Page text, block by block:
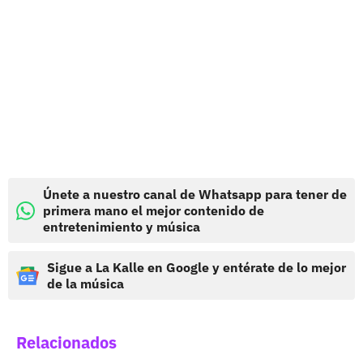
Únete a nuestro canal de Whatsapp para tener de
primera mano el mejor contenido de
entretenimiento y música
Sigue a La Kalle en Google y entérate de lo mejor
de la música
Relacionados